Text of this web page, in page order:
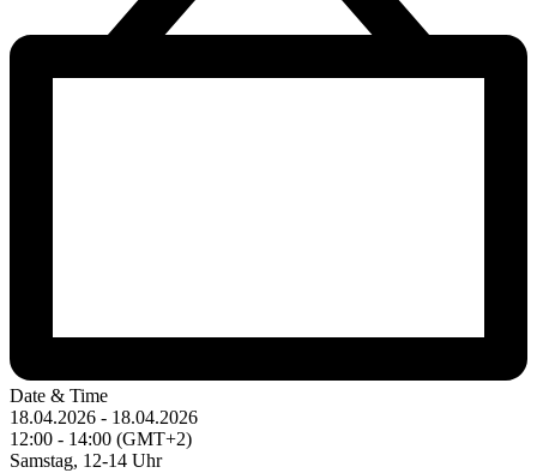
Date & Time
18.04.2026 - 18.04.2026
12:00 - 14:00 (GMT+2)
Samstag, 12-14 Uhr